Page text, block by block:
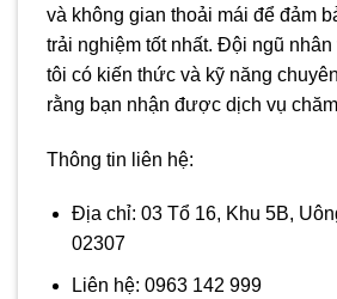
và không gian thoải mái để đảm
trải nghiệm tốt nhất. Đội ngũ
tôi có kiến thức và kỹ năng
rằng bạn nhận được dịch vụ
Thông tin liên hệ:
Địa chỉ: 03 Tổ 16, Khu 5B,
02307
Liên hệ: 0963 142 999